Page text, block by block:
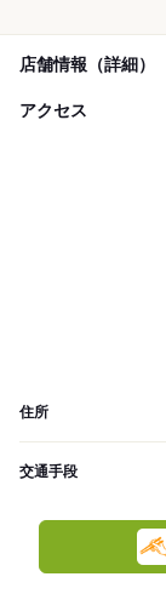
店舗情報（詳細）
アクセス
住所
交通手段